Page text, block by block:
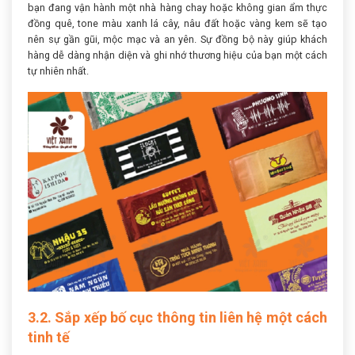
bạn đang vận hành một nhà hàng chay hoặc không gian ẩm thực
đồng quê, tone màu xanh lá cây, nâu đất hoặc vàng kem sẽ tạo
nên sự gần gũi, mộc mạc và an yên. Sự đồng bộ này giúp khách
hàng dễ dàng nhận diện và ghi nhớ thương hiệu của bạn một cách
tự nhiên nhất.
3.2. Sắp xếp bố cục thông tin liên hệ một cách
tinh tế